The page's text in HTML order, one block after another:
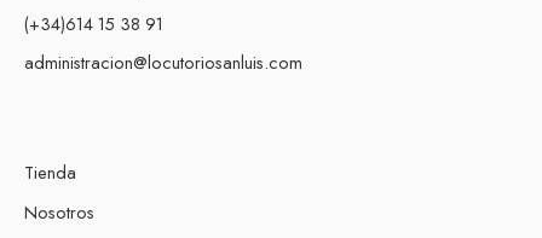
(+34)614 15 38 91
administracion@locutoriosanluis.com
Tienda
Nosotros